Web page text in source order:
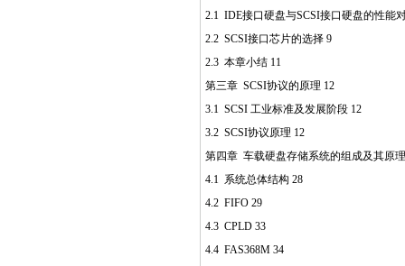
2.1 IDE接口硬盘与SCSI接口硬盘的性能
2.2 SCSI接口芯片的选择 9
2.3 本章小结 11
第三章 SCSI协议的原理 12
3.1 SCSI 工业标准及发展阶段 12
3.2 SCSI协议原理 12
第四章 车载硬盘存储系统的组成及其原
4.1 系统总体结构 28http://www.16sheji8.cn/
4.2 FIFO 29
4.3 CPLD 33
4.4 FAS368M 34http://www.16sheji8.cn/